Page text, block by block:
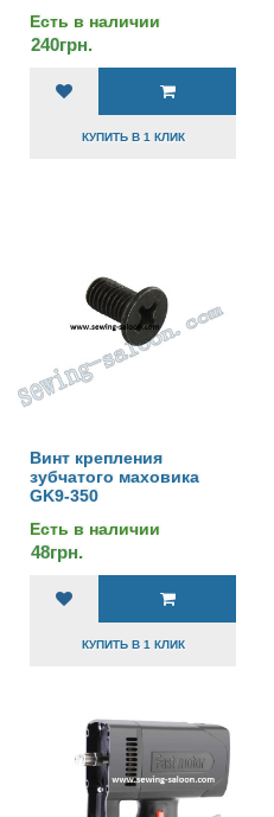
Есть в наличии
240грн.
КУПИТЬ В 1 КЛИК
Винт крепления
зубчатого маховика
GK9-350
Есть в наличии
48грн.
КУПИТЬ В 1 КЛИК